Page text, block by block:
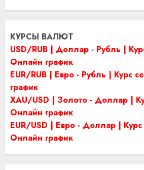
КУРСЫ ВАЛЮТ
USD/RUB | Доллар - Рубль |
Онлайн график
EUR/RUB | Евро - Рубль | Курс
график
XAU/USD | Золото - Доллар |
Онлайн график
EUR/USD | Евро - Доллар | Курс
Онлайн график